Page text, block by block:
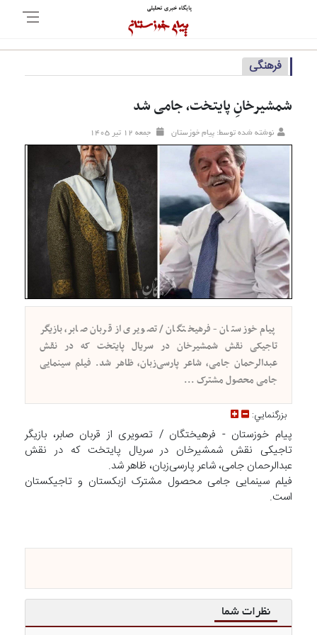
فرهنگی
شمشیرخانِ پایتخت، جامی شد
نوشته شده توسط: پیام خوزستان جمعه ۱۲ تير ۱۴۰۵
پیام خوزستان - فرهیختگان / تصویری از قربان صابر، بازیگر
تاجیکی نقش شمشیرخان در سریال پایتخت که در نقش
عبدالرحمان جامی، شاعر پارسی‌زبان، ظاهر شد. فیلم سینمایی
جامی محصول مشترک ...
بزرگنمايي:
پیام خوزستان - فرهیختگان / تصویری از قربان صابر، بازیگر
تاجیکی نقش شمشیرخان در سریال پایتخت که در نقش
عبدالرحمان جامی، شاعر پارسی‌زبان، ظاهر شد.
فیلم سینمایی جامی محصول مشترک ازبکستان و تاجیکستان
است.
نظرات شما